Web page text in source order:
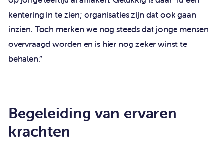
kentering in te zien; organisaties zijn dat ook gaan
inzien. Toch merken we nog steeds dat jonge mensen
overvraagd worden en is hier nog zeker winst te
behalen.”
Begeleiding van ervaren
krachten